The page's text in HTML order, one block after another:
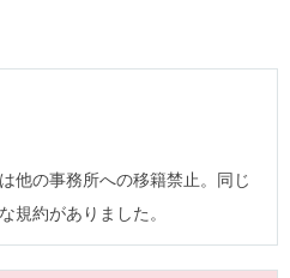
他の事務所への移籍禁止。同じ
規約がありました。